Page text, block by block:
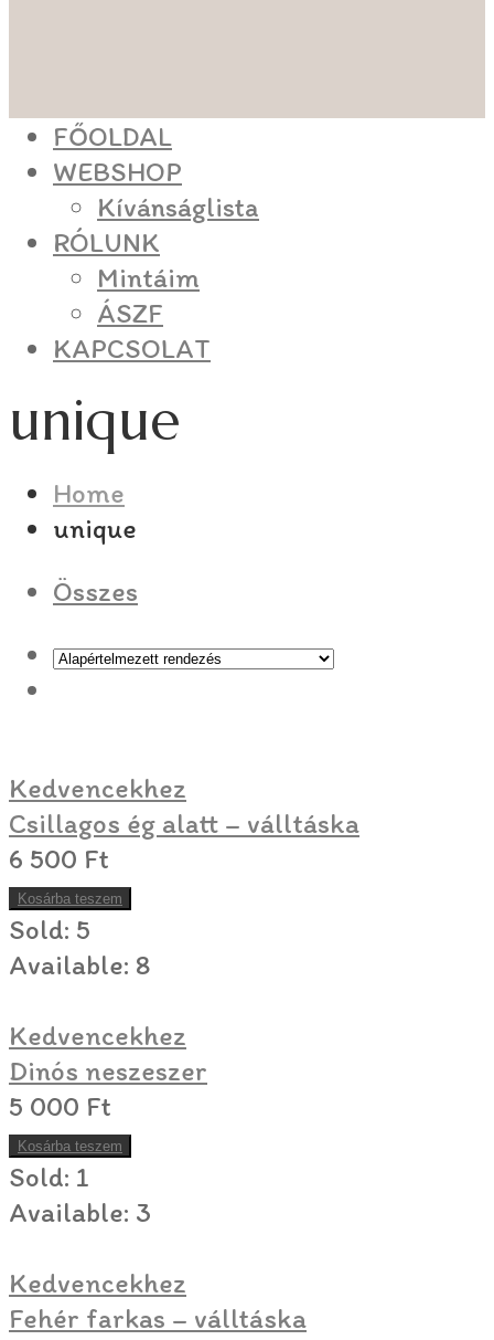
FŐOLDAL
WEBSHOP
Kívánságlista
RÓLUNK
Mintáim
ÁSZF
KAPCSOLAT
unique
Home
unique
Összes
Kedvencekhez
Csillagos ég alatt – válltáska
6 500 Ft
Kosárba teszem
Sold: 5
Available: 8
Kedvencekhez
Dinós neszeszer
5 000 Ft
Kosárba teszem
Sold: 1
Available: 3
Kedvencekhez
Fehér farkas – válltáska